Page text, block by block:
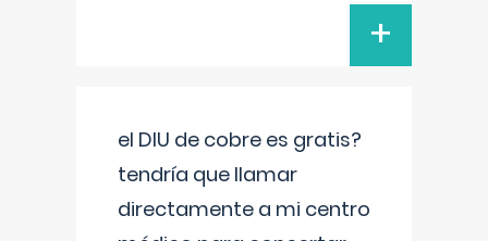
+
el DIU de cobre es gratis?
tendría que llamar
directamente a mi centro